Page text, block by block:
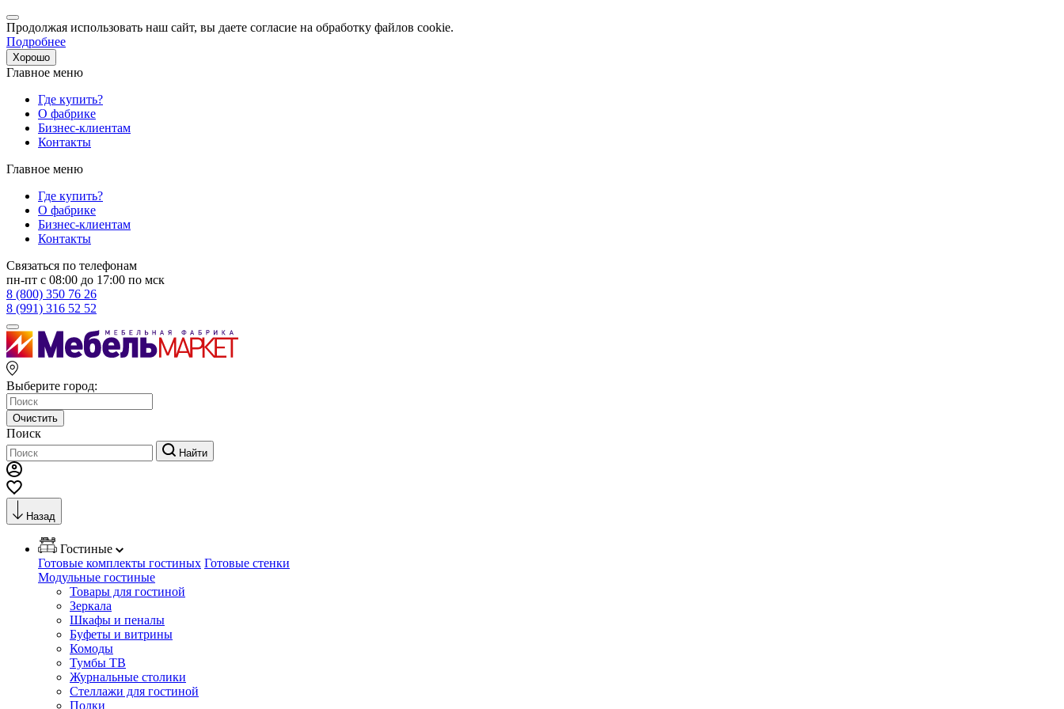
Продолжая использовать наш сайт, вы даете согласие на обработку файлов cookie.
Подробнее
Хорошо
Главное меню
Где купить?
О фабрике
Бизнес-клиентам
Контакты
Главное меню
Где купить?
О фабрике
Бизнес-клиентам
Контакты
Связаться по телефонам
пн-пт с 08:00 до 17:00 по мск
8 (800) 350 76 26
8 (991) 316 52 52
Выберите город:
Очистить
Поиск
Найти
Назад
Гостиные
Готовые комплекты гостиных Готовые стенки
Модульные гостиные
Товары для гостиной
Зеркала
Шкафы и пеналы
Буфеты и витрины
Комоды
Тумбы ТВ
Журнальные столики
Стеллажи для гостиной
Полки